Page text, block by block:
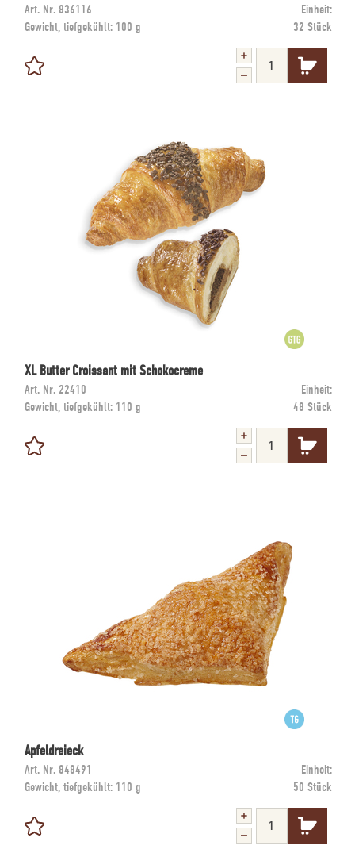
Art. Nr. 836116
Einheit:
Gewicht, tiefgekühlt: 100 g 32 Stück
XL Butter Croissant mit Schokocreme
Art. Nr. 22410
Einheit:
Gewicht, tiefgekühlt: 110 g 48 Stück
Apfeldreieck
Art. Nr. 848491
Einheit:
Gewicht, tiefgekühlt: 110 g 50 Stück